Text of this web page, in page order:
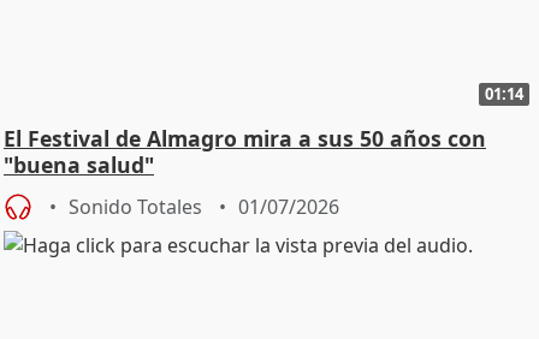
01:14
El Festival de Almagro mira a sus 50 años con
"buena salud"
Sonido Totales 01/07/2026